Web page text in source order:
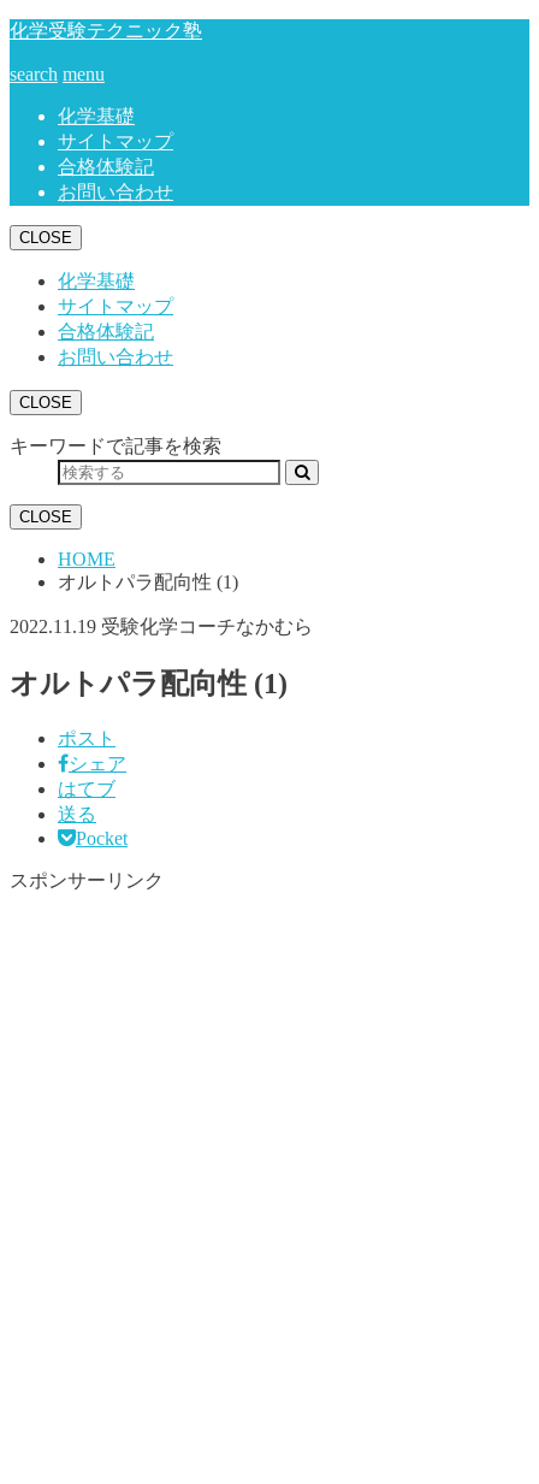
化学受験テクニック塾
search menu
化学基礎
サイトマップ
合格体験記
お問い合わせ
CLOSE
化学基礎
サイトマップ
合格体験記
お問い合わせ
CLOSE
キーワードで記事を検索
CLOSE
HOME
オルトパラ配向性 (1)
2022.11.19 受験化学コーチなかむら
オルトパラ配向性 (1)
ポスト
シェア
はてブ
送る
Pocket
スポンサーリンク